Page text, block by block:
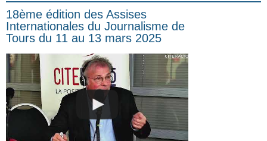
18ème édition des Assises
Internationales du Journalisme de
Tours du 11 au 13 mars 2025